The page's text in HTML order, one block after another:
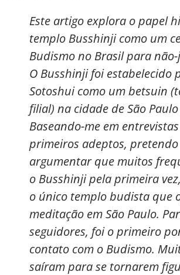
Este artigo explora o papel
templo Busshinji como um
Budismo no Brasil para não-
O Busshinji foi estabelecido
Sotoshui como um betsuin
filial) na cidade de São
Baseando-me em
primeiros adeptos, pretendo
argumentar que muitos
o Busshinji pela primeira
o único templo budista que
meditação em São Paulo.
seguidores, foi o primeiro
contato com o Budismo.
saíram para se tornarem